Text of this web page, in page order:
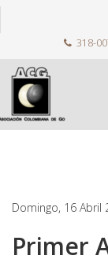
318-
Domingo, 16 Abril
Primer